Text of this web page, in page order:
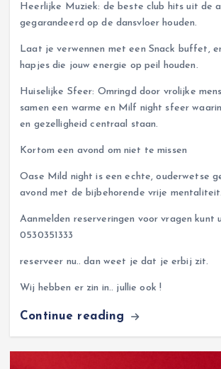
Heerlijke Muziek: de beste club hits uit de
gegarandeerd op de dansvloer houden.
Laat je verwennen met een Snack buffet,
hapjes die jouw energie op peil houden.
Huiselijke Sfeer: Omringd door vrolijke
samen een warme en Milf night sfeer
en gezelligheid centraal staan.
Kortom een avond om niet te missen
Oase Mild night is een echte, ouderwetse
avond met de bijbehorende vrije mentaliteit.
Aanmelden reserveringen voor vragen kunt
0530351333
reserveer nu.. dan weet je dat je erbij zit.
Wij hebben er zin in.. jullie ook !
Continue reading